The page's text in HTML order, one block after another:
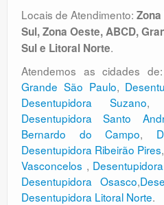
Locais de Atendimento:
Sul, Zona Oeste, ABCD,
Sul e Litoral Norte.
Atendemos as cidades de:
Grande São Paulo,
Desentupidora Suzano,
Desentupidora Santo
Bernardo do Campo,
Desentupidora Ribeirão Pires,
Vasconcelos ,
Desentupidora Osasco,
Desentupidora Litoral Norte.